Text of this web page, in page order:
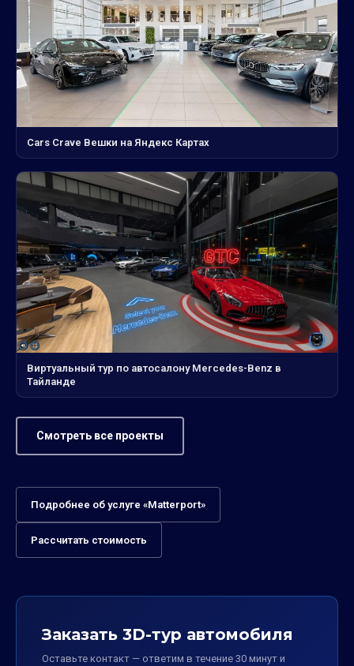
Cars Crave Вешки на Яндекс Картах
Виртуальный тур по автосалону Mercedes-Benz в
Тайланде
Смотреть все проекты
Подробнее об услуге «Matterport»
Рассчитать стоимость
Заказать 3D-тур автомобиля
Оставьте контакт — ответим в течение 30 минут и